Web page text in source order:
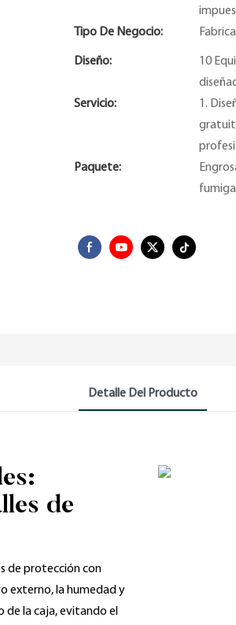
Tipo De Negocio:
Diseño:
10
Servicio:
1.
Paquete:
Detalle Del Producto
de
de protección con
externo, la humedad y
de la caja, evitando el